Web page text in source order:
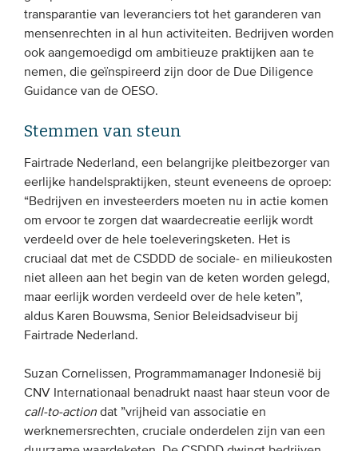
transparantie van leveranciers tot het garanderen van
mensenrechten in al hun activiteiten. Bedrijven worden
ook aangemoedigd om ambitieuze praktijken aan te
nemen, die geïnspireerd zijn door de Due Diligence
Guidance van de OESO.
Stemmen van steun
Fairtrade Nederland, een belangrijke pleitbezorger van
eerlijke handelspraktijken, steunt eveneens de oproep:
“Bedrijven en investeerders moeten nu in actie komen
om ervoor te zorgen dat waardecreatie eerlijk wordt
verdeeld over de hele toeleveringsketen. Het is
cruciaal dat met de CSDDD de sociale- en milieukosten
niet alleen aan het begin van de keten worden gelegd,
maar eerlijk worden verdeeld over de hele keten”,
aldus Karen Bouwsma, Senior Beleidsadviseur bij
Fairtrade Nederland.
Suzan Cornelissen, Programmamanager Indonesië bij
CNV Internationaal benadrukt naast haar steun voor de
call-to-action dat ”vrijheid van associatie en
werknemersrechten, cruciale onderdelen zijn van een